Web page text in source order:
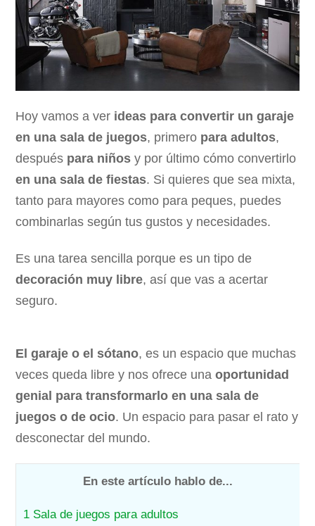
Hoy vamos a ver ideas para convertir un garaje
en una sala de juegos, primero para adultos,
después para niños y por último cómo convertirlo
en una sala de fiestas. Si quieres que sea mixta,
tanto para mayores como para peques, puedes
combinarlas según tus gustos y necesidades.
Es una tarea sencilla porque es un tipo de
decoración muy libre, así que vas a acertar
seguro.
El garaje o el sótano, es un espacio que muchas
veces queda libre y nos ofrece unaoportunidad
genial para transformarlo en una sala de
juegos o de ocio. Un espacio para pasar el rato y
desconectar del mundo.
En este artículo hablo de...
1 Sala de juegos para adultos